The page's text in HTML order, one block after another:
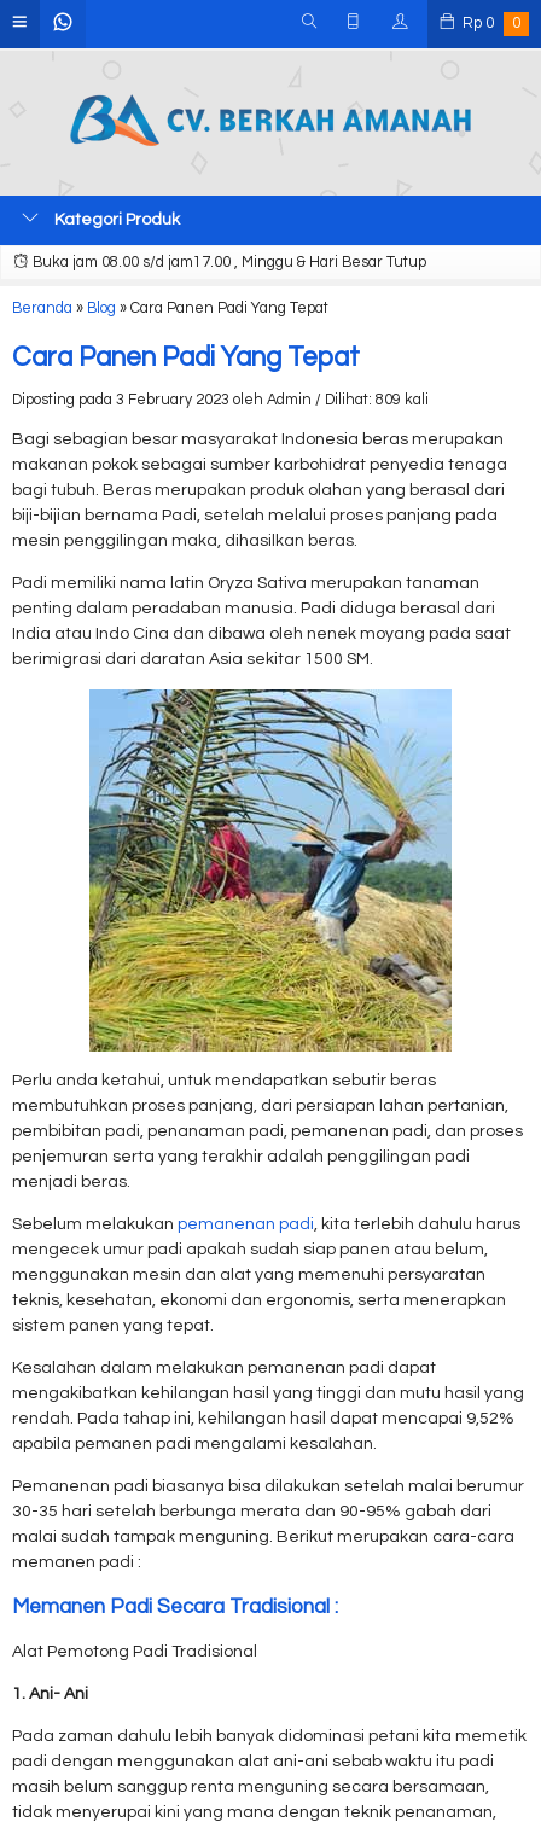
Rp 0 0
Kategori Produk
Buka jam 08.00 s/d jam17.00 , Minggu & Hari Besar Tutup
Beranda » Blog » Cara Panen Padi Yang Tepat
Cara Panen Padi Yang Tepat
Diposting pada 3 February 2023 oleh Admin / Dilihat: 809 kali
Bagi sebagian besar masyarakat Indonesia beras merupakan
makanan pokok sebagai sumber karbohidrat penyedia tenaga
bagi tubuh. Beras merupakan produk olahan yang berasal dari
biji-bijian bernama Padi, setelah melalui proses panjang pada
mesin penggilingan maka, dihasilkan beras.
Padi memiliki nama latin Oryza Sativa merupakan tanaman
penting dalam peradaban manusia. Padi diduga berasal dari
India atau Indo Cina dan dibawa oleh nenek moyang pada saat
berimigrasi dari daratan Asia sekitar 1500 SM.
Perlu anda ketahui, untuk mendapatkan sebutir beras
membutuhkan proses panjang, dari persiapan lahan pertanian,
pembibitan padi, penanaman padi, pemanenan padi, dan proses
penjemuran serta yang terakhir adalah penggilingan padi
menjadi beras.
Sebelum melakukan pemanenan padi, kita terlebih dahulu harus
mengecek umur padi apakah sudah siap panen atau belum,
menggunakan mesin dan alat yang memenuhi persyaratan
teknis, kesehatan, ekonomi dan ergonomis, serta menerapkan
sistem panen yang tepat.
Kesalahan dalam melakukan pemanenan padi dapat
mengakibatkan kehilangan hasil yang tinggi dan mutu hasil yang
rendah. Pada tahap ini, kehilangan hasil dapat mencapai 9,52%
apabila pemanen padi mengalami kesalahan.
Pemanenan padi biasanya bisa dilakukan setelah malai berumur
30-35 hari setelah berbunga merata dan 90-95% gabah dari
malai sudah tampak menguning. Berikut merupakan cara-cara
memanen padi :
Memanen Padi Secara Tradisional :
Alat Pemotong Padi Tradisional
1. Ani- Ani
Pada zaman dahulu lebih banyak didominasi petani kita memetik
padi dengan menggunakan alat ani-ani sebab waktu itu padi
masih belum sanggup renta menguning secara bersamaan,
tidak menyerupai kini yang mana dengan teknik penanaman,